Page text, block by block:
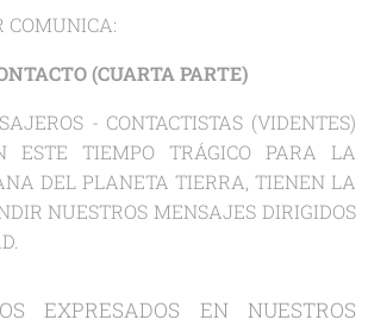
COMUNICA:
(CUARTA PARTE)
- CONTACTISTAS (VIDENTES)
ESTE TIEMPO TRÁGICO PARA LA
DEL PLANETA TIERRA, TIENEN LA
NUESTROS MENSAJES DIRIGIDOS
EXPRESADOS EN NUESTROS